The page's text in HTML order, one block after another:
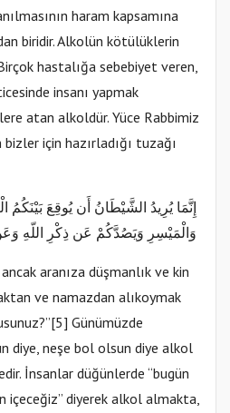
haram kapsamına
biridir. Alkolün kötülüklerin
hastalığa sebebiyet veren,
insanı yapmak
atan alkoldür. Yüce Rabbimiz
için hazırladığı tuzağı
إِنَّمَا يُرِيدُ الشَّيْطَانُ أَن يُوقِعَ بَيْنَكُمُ
وَالْمَيْسِرِ وَيَصُدَّكُمْ عَن ذِكْرِ اللّهِ
aranıza düşmanlık ve kin
ve namazdan alıkoymak
Günümüzde
diye, neşe bol olsun diye alkol
İnsanlar düğünlerde “bugün
içeceğiz” diyerek alkol almakta,